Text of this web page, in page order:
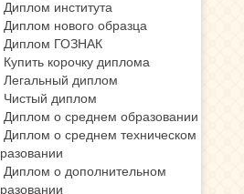
Диплом института
Диплом нового образца
Диплом ГОЗНАК
Купить корочку диплома
Легальный диплом
Чистый диплом
Диплом о среднем образовании
Диплом о среднем техническом
Диплом о дополнительном